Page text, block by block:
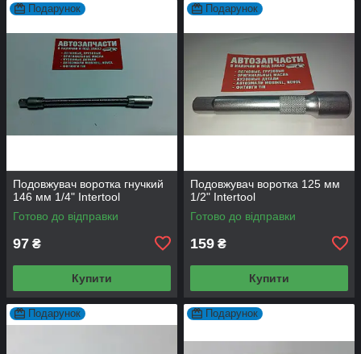
Подарунок
Подовжувач воротка гнучкий
146 мм 1/4" Intertool
Готово до відправки
97 ₴
Купити
Подарунок
Подовжувач воротка 125 мм
1/2" Intertool
Готово до відправки
159 ₴
Купити
Подарунок Подарунок